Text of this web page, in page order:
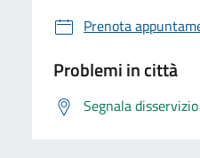
Prenota
Problemi in città
Segnala disservizio